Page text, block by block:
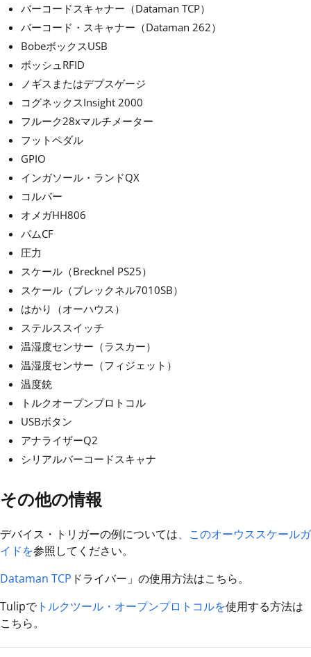
バーコードスキャナー（Dataman TCP）
バーコード・スキャナー（Dataman 262）
BobeボックスUSB
ボッシュRFID
ノギスまたはデプスゲージ
コグネックスInsight 2000
フルーク28xマルチメーター
フットペダル
GPIO
インガソール・ランドQX
コルバー
オメガHH806
パムCF
圧力
スケール（Brecknel PS25）
スケール（ブレックネル7010SB）
はかり（オーハウス）
ステルススイッチ
温湿度センサー（ラスカー）
温湿度センサー（フィジェット）
温度銃
トルクオープンプロトコル
USBボタン
アナライザーQ2
シリアルバーコードスキャナ
その他の情報
デバイス・トリガーの例については、このオーウススケールガ
イドを参照してください。
Dataman TCP ドライバー」の使用方法はこちら。
Tulipでトルクツール・オープンプロトコルを使用する方法は
こちら。